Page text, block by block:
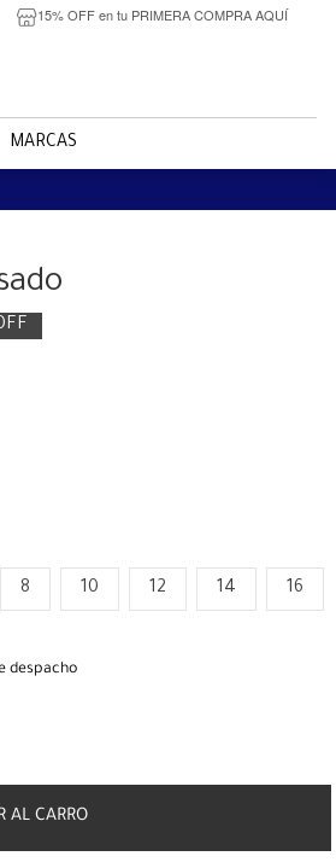
15% OFF en tu PRIMERA COMPRA AQUÍ
MARCAS
8 10 12 14 16
despacho
AL CARRO